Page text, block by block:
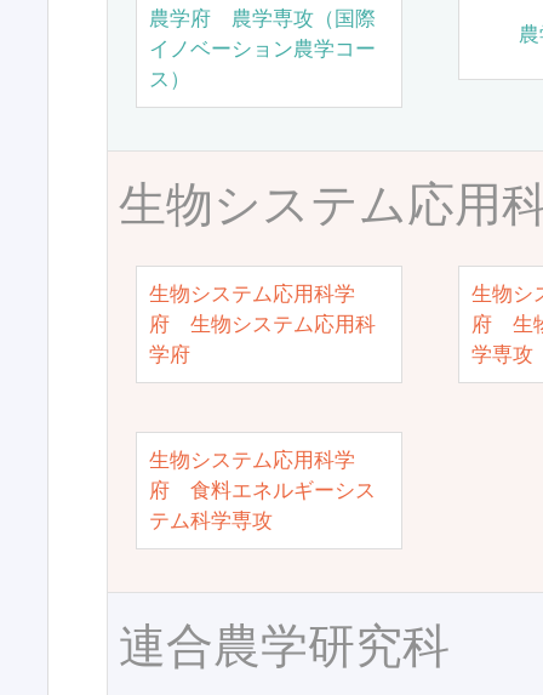
農学府 農学専攻（国際
イノベーション農学コー
ス）
生物システム応用
生物システム応用科学
府 生物システム応用科
学府
生物シ
府 生
学専攻
生物システム応用科学
府 食料エネルギーシス
テム科学専攻
連合農学研究科